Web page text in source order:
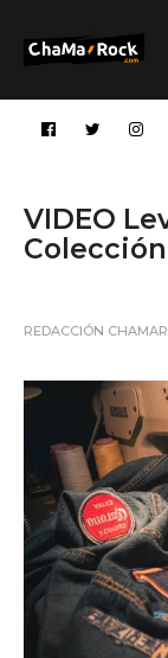
VIDEO
REDACCIÓN